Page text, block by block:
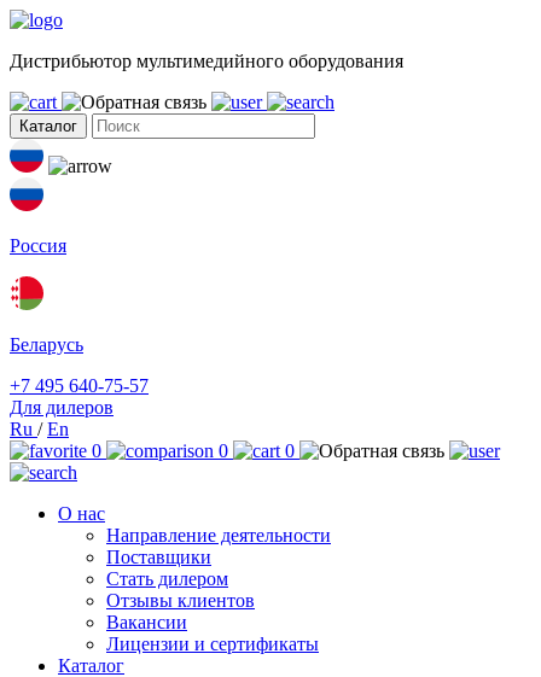
Дистрибьютор мультимедийного оборудования
Каталог
Россия
Беларусь
+7 495 640-75-57
Для дилеров
Ru /En
0
0 0
О нас
Направление деятельности
Поставщики
Стать дилером
Отзывы клиентов
Вакансии
Лицензии и сертификаты
Каталог